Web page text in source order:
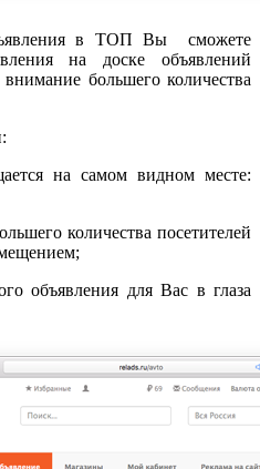
в ТОП Вы сможете
на доске объявлений
большего количества
на самом видном месте:
количества посетителей
объявления для Вас в глаза